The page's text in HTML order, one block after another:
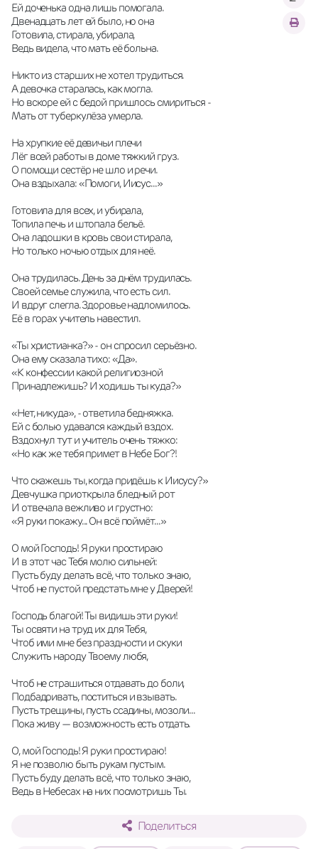
Ей доченька одна лишь помогала.
Двенадцать лет ей было, но она
Готовила, стирала, убирала,
Ведь видела, что мать её больна.
Никто из старших не хотел трудиться.
А девочка старалась, как могла.
Но вскоре ей с бедой пришлось смириться -
Мать от туберкулёза умерла.
На хрупкие её девичьи плечи
Лёг всей работы в доме тяжкий груз.
О помощи сестёр не шло и речи.
Она вздыхала: «Помоги, Иисус...»
Готовила для всех, и убирала,
Топила печь и штопала бельё.
Она ладошки в кровь свои стирала,
Но только ночью отдых для неё.
Она трудилась. День за днём трудилась.
Своей семье служила, что есть сил.
И вдруг слегла. Здоровье надломилось.
Её в горах учитель навестил.
«Ты христианка?» - он спросил серьёзно.
Она ему сказала тихо: «Да».
«К конфессии какой религиозной
Принадлежишь? И ходишь ты куда?»
«Нет, никуда», - ответила бедняжка.
Ей с болью удавался каждый вздох.
Вздохнул тут и учитель очень тяжко:
«Но как же тебя примет в Небе Бог?!
Что скажешь ты, когда придёшь к Иисусу?»
Девчушка приоткрыла бледный рот
И отвечала вежливо и грустно:
«Я руки покажу... Он всё поймёт...»
О мой Господь! Я руки простираю
И в этот час Тебя молю сильней:
Пусть буду делать всё, что только знаю,
Чтоб не пустой предстать мне у Дверей!
Господь благой! Ты видишь эти руки!
Ты освяти на труд их для Тебя,
Чтоб ими мне без праздности и скуки
Служить народу Твоему любя,
Чтоб не страшиться отдавать до боли,
Подбадривать, поститься и взывать.
Пусть трещины, пусть ссадины, мозоли...
Пока живу — возможность есть отдать.
О, мой Господь! Я руки простираю!
Я не позволю быть рукам пустым.
Пусть буду делать всё, что только знаю,
Ведь в Небесах на них посмотришь Ты.
Поделиться